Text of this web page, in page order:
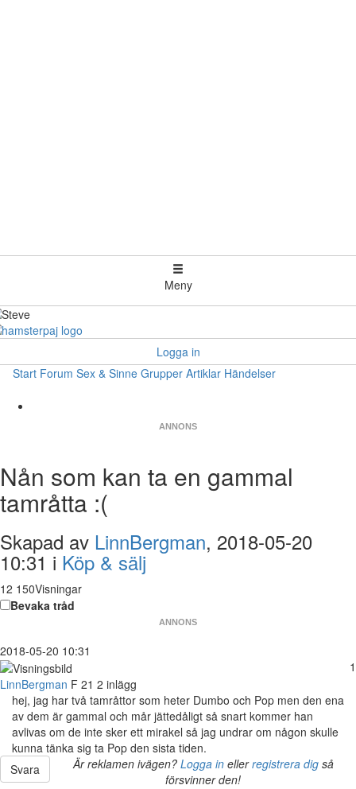
Meny
Logga in
Start Forum Sex & Sinne Grupper Artiklar Händelser
ANNONS
Nån som kan ta en gammal
tamråtta :(
Skapad av LinnBergman, 2018-05-20
10:31 i Köp & sälj
12 150Visningar
Bevaka tråd
ANNONS
2018-05-20 10:31
1
LinnBergman F 21 2 inlägg
hej, jag har två tamråttor som heter Dumbo och Pop men den ena
av dem är gammal och mår jättedåligt så snart kommer han
avlivas om de inte sker ett mirakel så jag undrar om någon skulle
kunna tänka sig ta Pop den sista tiden.
Svara
Är reklamen ivägen? Logga inellerregistrera digså
försvinner den!